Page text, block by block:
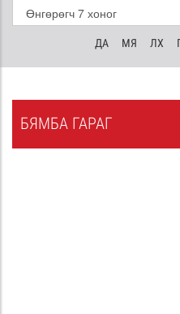
ДА МЯ ЛХ
БЯМБА ГАРАГ